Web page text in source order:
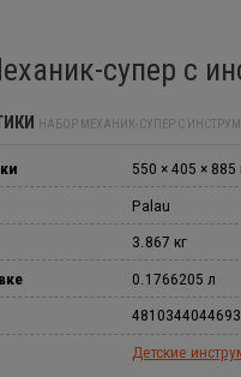
супер с
НАБОР МЕХАНИК-СУПЕР С
550 × 405 ×
Palau
3.867 кг
0.1766205 л
4810344044693
Детские